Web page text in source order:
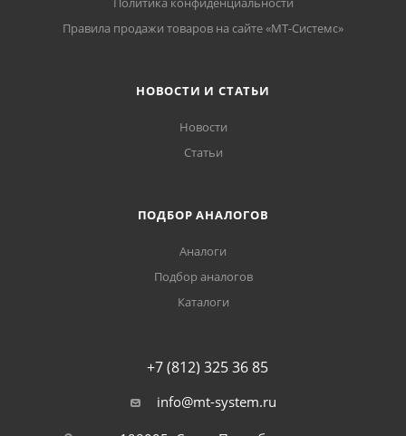
Правила продажи товаров на сайте «МТ-Системс»
НОВОСТИ И СТАТЬИ
Новости
Статьи
ПОДБОР АНАЛОГОВ
Аналоги
Подбор аналогов
Каталоги
+7 (812) 325 36 85
info@mt-system.ru